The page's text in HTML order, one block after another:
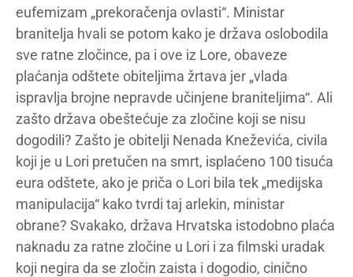
eufemizam „prekoračenja ovlasti“. Ministar
branitelja hvali se potom kako je država oslobodila
sve ratne zločince, pa i ove iz Lore, obaveze
plaćanja odštete obiteljima žrtava jer „vlada
ispravlja brojne nepravde učinjene braniteljima“. Ali
zašto država obeštećuje za zločine koji se nisu
dogodili? Zašto je obitelji Nenada Kneževića, civila
koji je u Lori pretučen na smrt, isplaćeno 100 tisuća
eura odštete, ako je priča o Lori bila tek „medijska
manipulacija“ kako tvrdi taj arlekin, ministar
obrane? Svakako, država Hrvatska istodobno plaća
naknadu za ratne zločine u Lori i za filmski uradak
koji negira da se zločin zaista i dogodio, cinično